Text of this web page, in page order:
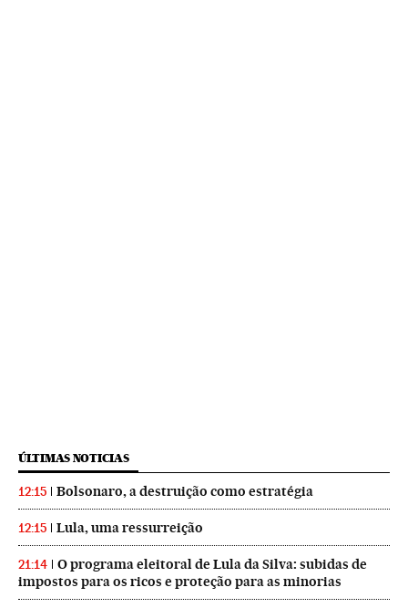
ÚLTIMAS NOTICIAS
12:15 Bolsonaro, a destruição como estratégia
12:15 Lula, uma ressurreição
21:14
O programa eleitoral de Lula da Silva: subidas de
impostos para os ricos e proteção para as minorias